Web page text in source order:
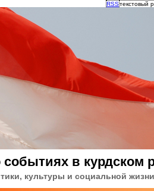
RSSтекстовый
событиях в курдском
культуры и социальной